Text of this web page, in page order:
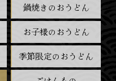
鍋焼きのおうどん
お子様のおうどん
季節限定のおうどん